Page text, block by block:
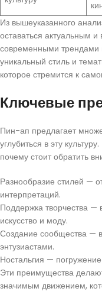
Из вышеуказанного
оставаться актуальным
современными трендами
уникальный стиль и
которое стремится к
Ключевые
Пин-ап предлагает
углубиться в эту
почему стоит обратить
Разнообразие стилей —
интерпретаций.
Поддержка творчества —
искусство и моду.
Создание сообщества —
энтузиастами.
Ностальгия —
Эти преимущества
значимым движением,